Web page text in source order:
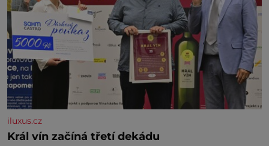
iluxus.cz
Král vín začíná třetí dekádu